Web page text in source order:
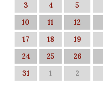
3
4 5
10
11 12
17
18 19
24
25 26
31
1 2